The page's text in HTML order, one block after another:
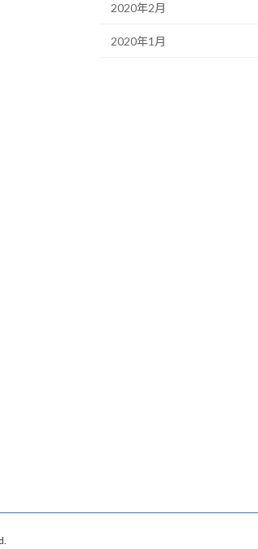
2020年2月
2020年1月